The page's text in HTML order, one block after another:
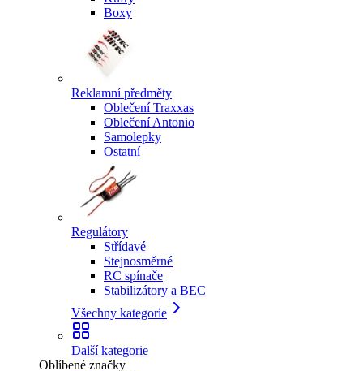
Boxy
Reklamní předměty
Oblečení Traxxas
Oblečení Antonio
Samolepky
Ostatní
Regulátory
Střídavé
Stejnosměrné
RC spínače
Stabilizátory a BEC
Všechny kategorie
Další kategorie
Oblíbené značky